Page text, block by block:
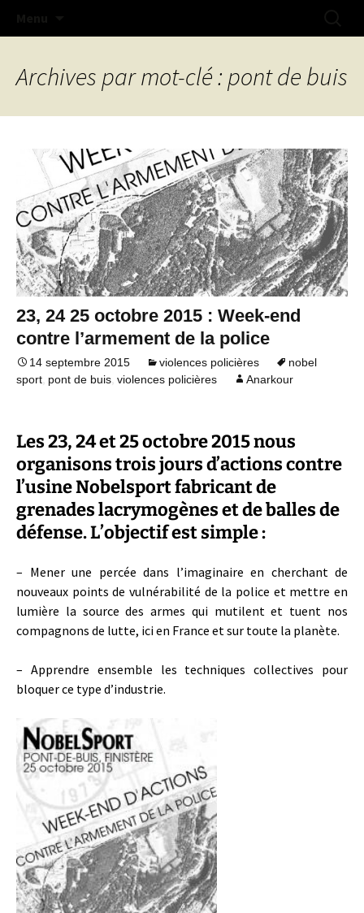
Archives par mot-clé : pont de buis
23, 24 25 octobre 2015 : Week-end
contre l’armement de la police
14 septembre 2015 violences policières
nobel
sport, pont de buis, violences policières Anarkour
Les 23, 24 et 25 octobre 2015 nous
organisons trois jours d’actions contre
l’usine Nobelsport fabricant de
grenades lacrymogènes et de balles de
défense. L’objectif est simple :
– Mener une percée dans l’imaginaire en cherchant de
nouveaux points de vulnérabilité de la police et mettre en
lumière la source des armes qui mutilent et tuent nos
compagnons de lutte, ici en France et sur toute la planète.
– Apprendre ensemble les techniques collectives pour
bloquer ce type d’industrie.